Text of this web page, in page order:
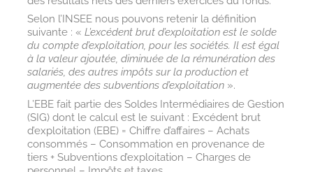
Selon l’INSEE nous pouvons retenir la définition
suivante : « L’excédent brut d’exploitation est le solde
du compte d’exploitation, pour les sociétés. Il est égal
à la valeur ajoutée, diminuée de la rémunération des
salariés, des autres impôts sur la production et
augmentée des subventions d’exploitation».
L’EBE fait partie des Soldes Intermédiaires de Gestion
(SIG) dont le calcul est le suivant : Excédent brut
d’exploitation (EBE) = Chiffre d’affaires – Achats
consommés – Consommation en provenance de
tiers + Subventions d’exploitation – Charges de